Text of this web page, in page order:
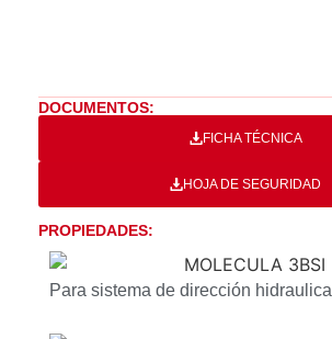
DOCUMENTOS:
FICHA TÉCNICA
HOJA DE SEGURIDAD
PROPIEDADES:
Para sistema de dirección hidraulica